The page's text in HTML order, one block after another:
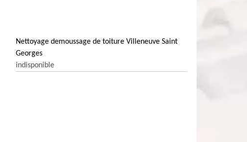
Nettoyage demoussage de toiture Villeneuve Saint
Georges
indisponible